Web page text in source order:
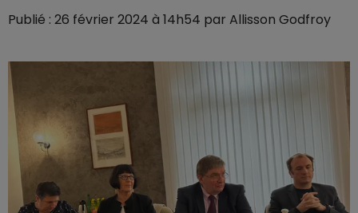
Publié : 26 février 2024 à 14h54 par Allisson Godfroy